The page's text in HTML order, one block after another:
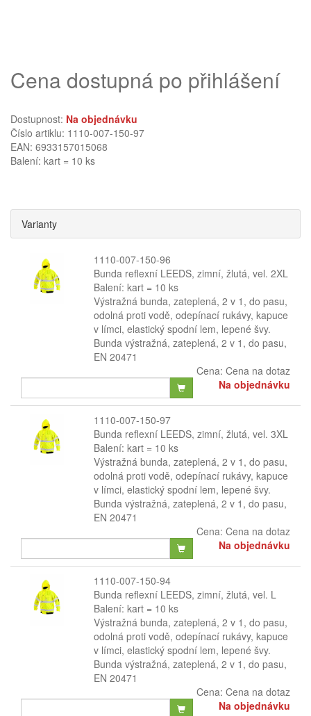
Cena dostupná po přihlášení
Dostupnost: Na objednávku
Číslo artiklu: 1110-007-150-97
EAN: 6933157015068
Balení: kart = 10 ks
Varianty
1110-007-150-96
Bunda reflexní LEEDS, zimní, žlutá, vel. 2XL
Balení: kart = 10 ks
Výstražná bunda, zateplená, 2 v 1, do pasu,
odolná proti vodě, odepínací rukávy, kapuce
v límci, elastický spodní lem, lepené švy.
Bunda výstražná, zateplená, 2 v 1, do pasu,
EN 20471
Cena: Cena na dotaz
Na objednávku
1110-007-150-97
Bunda reflexní LEEDS, zimní, žlutá, vel. 3XL
Balení: kart = 10 ks
Výstražná bunda, zateplená, 2 v 1, do pasu,
odolná proti vodě, odepínací rukávy, kapuce
v límci, elastický spodní lem, lepené švy.
Bunda výstražná, zateplená, 2 v 1, do pasu,
EN 20471
Cena: Cena na dotaz
Na objednávku
1110-007-150-94
Bunda reflexní LEEDS, zimní, žlutá, vel. L
Balení: kart = 10 ks
Výstražná bunda, zateplená, 2 v 1, do pasu,
odolná proti vodě, odepínací rukávy, kapuce
v límci, elastický spodní lem, lepené švy.
Bunda výstražná, zateplená, 2 v 1, do pasu,
EN 20471
Cena: Cena na dotaz
Na objednávku